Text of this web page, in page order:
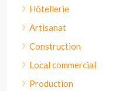
Hôtellerie
Artisanat
Construction
Local commercial
Production